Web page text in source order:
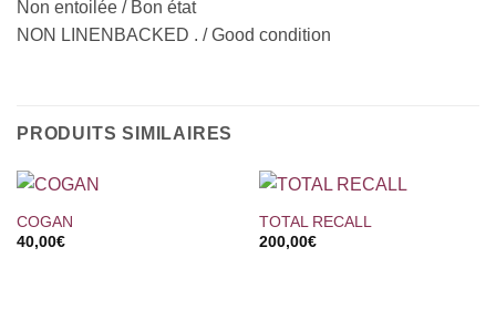
Non entoilée / Bon état
NON LINENBACKED . / Good condition
PRODUITS SIMILAIRES
COGAN
40,00€
TOTAL RECALL
200,00€